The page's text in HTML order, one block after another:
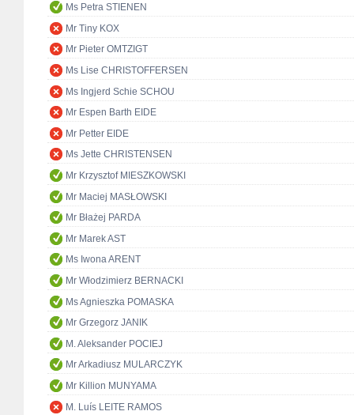
Ms Petra STIENEN
Mr Tiny KOX
Mr Pieter OMTZIGT
Ms Lise CHRISTOFFERSEN
Ms Ingjerd Schie SCHOU
Mr Espen Barth EIDE
Mr Petter EIDE
Ms Jette CHRISTENSEN
Mr Krzysztof MIESZKOWSKI
Mr Maciej MASŁOWSKI
Mr Błażej PARDA
Mr Marek AST
Ms Iwona ARENT
Mr Włodzimierz BERNACKI
Ms Agnieszka POMASKA
Mr Grzegorz JANIK
M. Aleksander POCIEJ
Mr Arkadiusz MULARCZYK
Mr Killion MUNYAMA
M. Luís LEITE RAMOS